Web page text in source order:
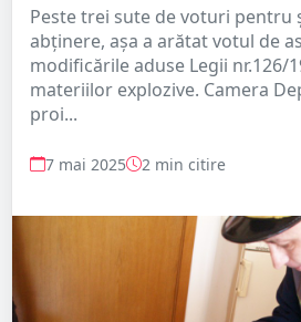
Peste trei sute de voturi pentru
abținere, așa a arătat votul de
modificările aduse Legii nr.126/
materiilor explozive. Camera
proi...
7 mai 2025 2 min citire